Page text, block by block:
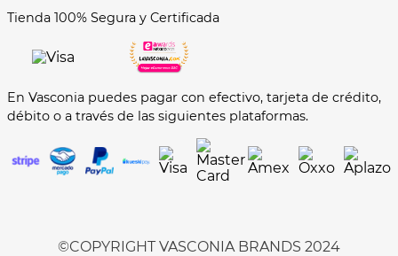
Formas de Pago
Tienda 100% Segura y Certificada
En Vasconia puedes pagar con efectivo, tarjeta de crédito,
débito o a través de las siguientes plataformas.
©️COPYRIGHT VASCONIA BRANDS 2024